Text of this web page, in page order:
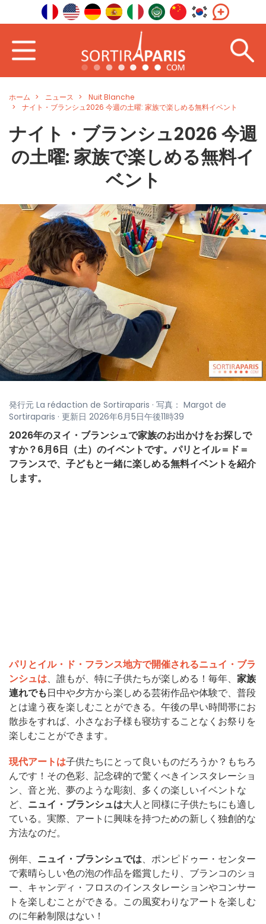
ホーム ニュース
Nuit Blanche
ナイト・ブランシュ2026 今週の土曜: 家族で楽しめる無料イベント
ナイト・ブランシュ2026 今週
の土曜: 家族で楽しめる無料イ
ベント
発行元 La rédaction de Sortiraparis · 写真： Margot de
Sortiraparis · 更新日 2026年6月5日午後11時39
2026年のヌイ・ブランシュで家族のお出かけをお探しで
すか？6月6日（土）のイベントです。パリとイル＝ド＝
フランスで、子どもと一緒に楽しめる無料イベントを紹介
します。
パリとイル・ド・フランス地方で開催されるニュイ・ブラ
ンシュは、誰もが、特に子供たちが楽しめる！毎年、 家族
連れでも日中や夕方から楽しめる芸術作品や体験で、普段
とは違う夜を楽しむことができる。午後の早い時間帯にお
散歩をすれば、小さなお子様も寝坊することなくお祭りを
楽しむことができます。
現代アートは子供たちにとって良いものだろうか？もちろ
んです！その色彩、記念碑的で驚くべきインスタレーショ
ン、音と光、夢のような彫刻、多くの楽しいイベントな
ど、 ニュイ・ブランシュは大人と同様に子供たちにも適し
ている。実際、アートに興味を持つための新しく独創的な
方法なのだ。
例年、 ニュイ・ブランシュでは、ポンピドゥー・センター
で素晴らしい色の泡の作品を鑑賞したり、ブランコのショ
ー、キャンディ・フロスのインスタレーションやコンサー
トを楽しむことができる。この風変わりなアートを楽しむ
のに年齢制限はない！